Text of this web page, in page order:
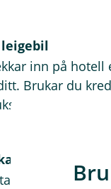
inn på
Brukar du
valuta
i utlandet,